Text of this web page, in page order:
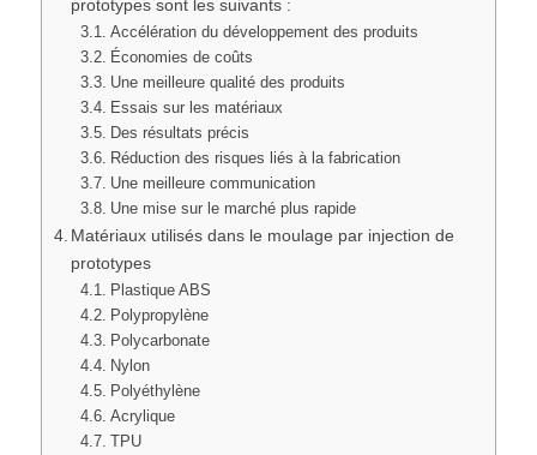
prototypes sont les suivants :
Accélération du développement des produits
Économies de coûts
Une meilleure qualité des produits
Essais sur les matériaux
Des résultats précis
Réduction des risques liés à la fabrication
Une meilleure communication
Une mise sur le marché plus rapide
Matériaux utilisés dans le moulage par injection de
prototypes
Plastique ABS
Polypropylène
Polycarbonate
Nylon
Polyéthylène
Acrylique
TPU